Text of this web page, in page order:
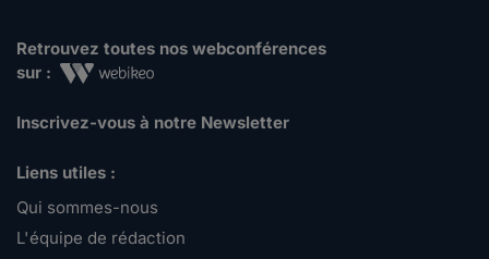
Retrouvez toutes nos webconférences
sur :
Inscrivez-vous à notre Newsletter
Liens utiles :
Qui sommes-nous
L'équipe de rédaction